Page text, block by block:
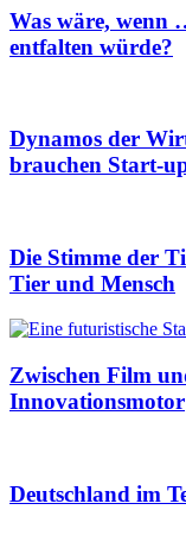
Was wäre, wenn
entfalten würde?
Dynamos der
brauchen Start-
Die Stimme der
Tier und Mensch
Zwischen Film
Innovationsmotor
Deutschland im